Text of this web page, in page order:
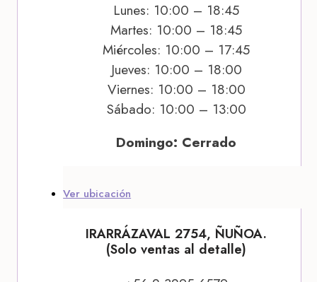
Lunes: 10:00 – 18:45
Martes: 10:00 – 18:45
Miércoles: 10:00 – 17:45
Jueves: 10:00 – 18:00
Viernes: 10:00 – 18:00
Sábado: 10:00 – 13:00
Domingo: Cerrado
Ver ubicación
IRARRÁZAVAL 2754, ÑUÑOA.
(Solo ventas al detalle)